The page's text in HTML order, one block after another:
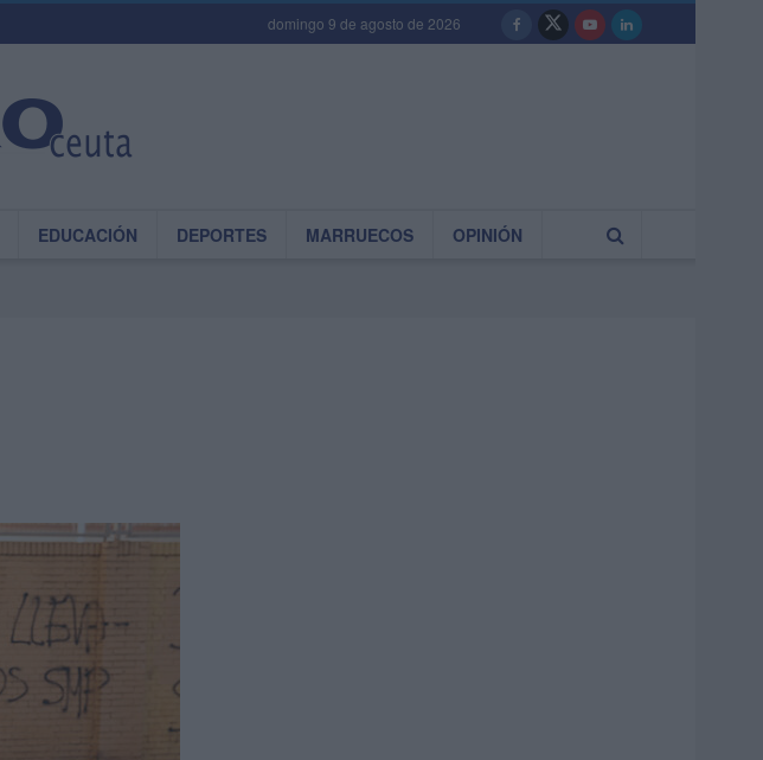
domingo 9 de agosto de 2026
EDUCACIÓN DEPORTES MARRUECOS OPINIÓN